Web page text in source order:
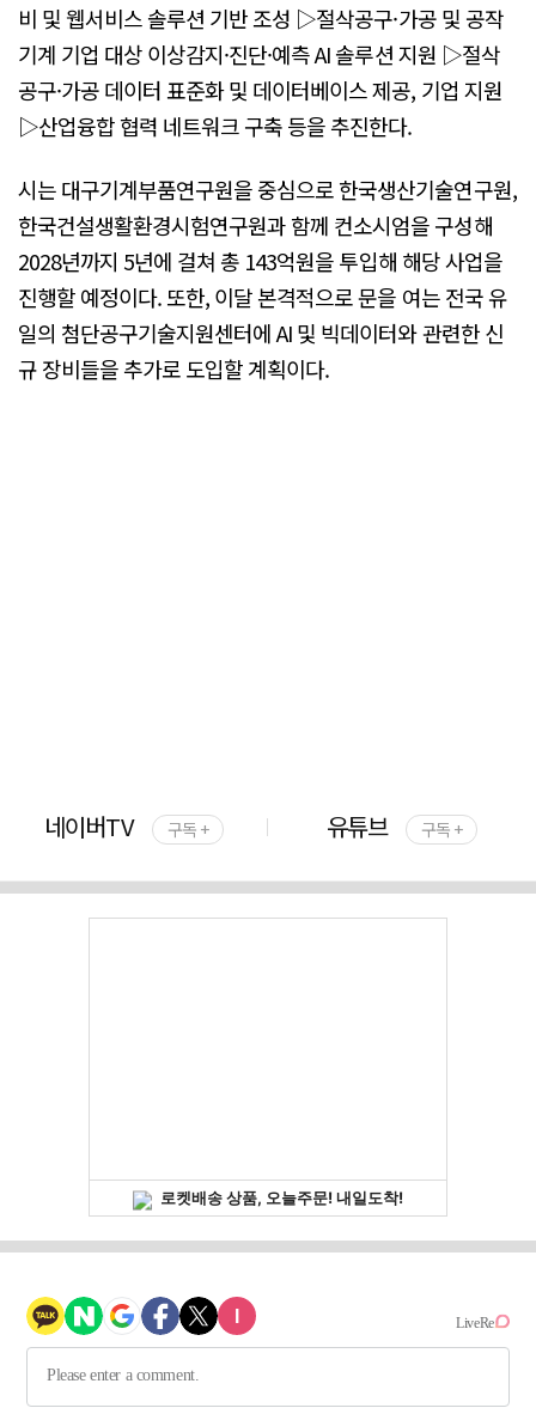
비 및 웹서비스 솔루션 기반 조성 ▷절삭공구·가공 및 공작
기계 기업 대상 이상감지·진단·예측 AI 솔루션 지원 ▷절삭
공구·가공 데이터 표준화 및 데이터베이스 제공, 기업 지원
▷산업융합 협력 네트워크 구축 등을 추진한다.
시는 대구기계부품연구원을 중심으로 한국생산기술연구원,
한국건설생활환경시험연구원과 함께 컨소시엄을 구성해
2028년까지 5년에 걸쳐 총 143억원을 투입해 해당 사업을
진행할 예정이다. 또한, 이달 본격적으로 문을 여는 전국 유
일의 첨단공구기술지원센터에 AI 및 빅데이터와 관련한 신
규 장비들을 추가로 도입할 계획이다.
네이버TV 구독 + 유튜브 구독 +